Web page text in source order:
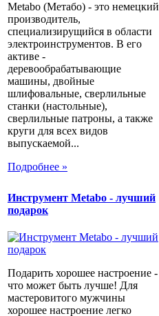
Metabo (Метабо) - это немецкий
производитель,
специализирущийся в области
электроинструментов. В его
активе -
деревообрабатывающие
машины, двойные
шлифовальные, сверлильные
станки (настольные),
сверлильные патроны, а также
круги для всех видов
выпускаемой...
Подробнее »
Инструмент Metabo - лучший
подарок
Подарить хорошее настроение -
что может быть лучше! Для
мастеровитого мужчины
хорошее настроение легко